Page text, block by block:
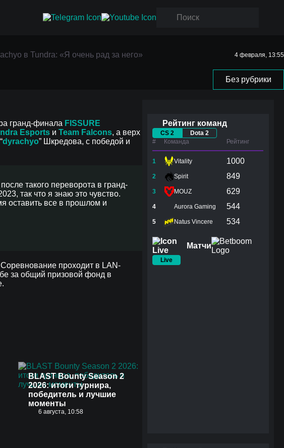
в Tundra: «Я очень рад за него» 4 февраля, 13:55
Без рубрики
«Я
гранд-финала FISSURE
Esports и Team Falcons, а верх
dyrachyo” Шкредова, с победой и
такого переворота в гранд-
так что я знаю это чувство.
оставить все в прошлом и
Соревнование проходит в LAN-
за общий призовой фонд в
BLAST Bounty Season 2
2026: итоги турнира,
победитель и лучшие
моменты
6 августа, 10:58
Рейтинг команд
CS 2
Dota 2
#
Команда Рейтинг
1 Vitality 1000
2 Spirit 849
3 MOUZ 629
4 Aurora Gaming 544
5 Natus Vincere 534
Матчи
Live